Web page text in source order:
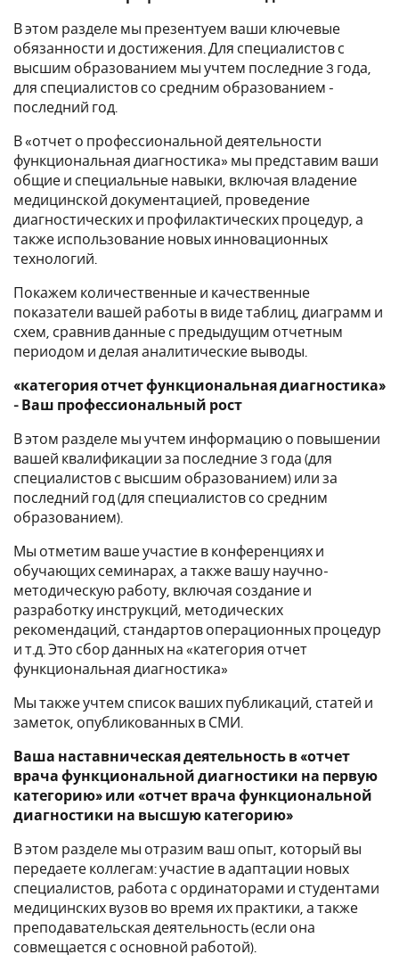
В этом разделе мы презентуем ваши ключевые
обязанности и достижения. Для специалистов с
высшим образованием мы учтем последние 3 года,
для специалистов со средним образованием -
последний год.
В «отчет о профессиональной деятельности
функциональная диагностика» мы представим ваши
общие и специальные навыки, включая владение
медицинской документацией, проведение
диагностических и профилактических процедур, а
также использование новых инновационных
технологий.
Покажем количественные и качественные
показатели вашей работы в виде таблиц, диаграмм и
схем, сравнив данные с предыдущим отчетным
периодом и делая аналитические выводы.
«категория отчет функциональная диагностика»
- Ваш профессиональный рост
В этом разделе мы учтем информацию о повышении
вашей квалификации за последние 3 года (для
специалистов с высшим образованием) или за
последний год (для специалистов со средним
образованием).
Мы отметим ваше участие в конференциях и
обучающих семинарах, а также вашу научно-
методическую работу, включая создание и
разработку инструкций, методических
рекомендаций, стандартов операционных процедур
и т.д. Это сбор данных на «категория отчет
функциональная диагностика»
Мы также учтем список ваших публикаций, статей и
заметок, опубликованных в СМИ.
Ваша наставническая деятельность в «отчет
врача функциональной диагностики на первую
категорию» или «отчет врача функциональной
диагностики на высшую категорию»
В этом разделе мы отразим ваш опыт, который вы
передаете коллегам: участие в адаптации новых
специалистов, работа с ординаторами и студентами
медицинских вузов во время их практики, а также
преподавательская деятельность (если она
совмещается с основной работой).